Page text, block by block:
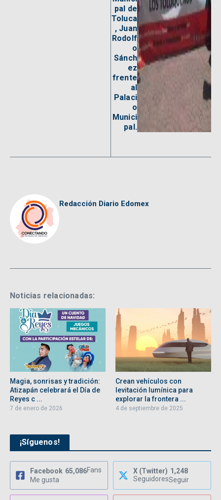
pal de
Toluca
, Juan
Rodolf
o
Sánch
ez
frente
al
Palaci
o
Munici
pal.
Redacción Diario Edomex
Noticias relacionadas:
Magia, sonrisas y tradición:
Atizapán celebrará el Día de
Reyes c ...
7 de enero de 2026
Crean vehículos con
levitación lumínica para
explorar la frontera ...
4 de septiembre de 2025
¡Síguenos!
Facebook 65,086Fans
Me gusta
X (Twitter) 1,248
SeguidoresSeguir